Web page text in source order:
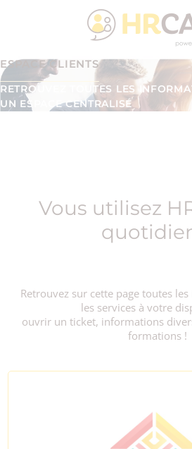
Groupe T2i, un spécialiste
numérique de la
Inscription à la newsletter
ESPACE CLIENTS
RETROUVEZ TOUTES LES
UN ESPACE CENTRALISÉ
Vous utilisez
Retrouvez sur cette page toutes
les services à votre
ouvrir un ticket, informations
formations !